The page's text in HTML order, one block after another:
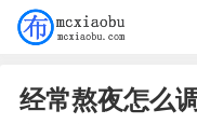
经常熬夜怎么